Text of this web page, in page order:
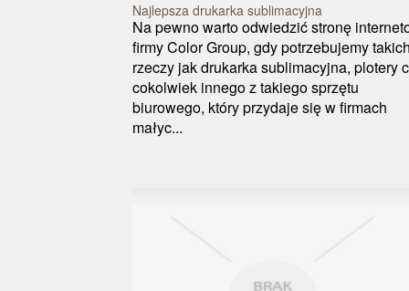
Najlepsza drukarka sublimacyjna
Na pewno warto odwiedzić stronę
firmy Color Group, gdy potrzebujemy
rzeczy jak drukarka sublimacyjna, plotery
cokolwiek innego z takiego sprzętu
biurowego, który przydaje się w firmach
małyc...